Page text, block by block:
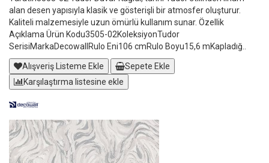
alan desen yapısıyla klasik ve gösterişli bir atmosfer oluşturur.
Kaliteli malzemesiyle uzun ömürlü kullanım sunar. Özellik
Açıklama Ürün Kodu3505-02KoleksiyonTudor
SerisiMarkaDecowallRulo Eni106 cmRulo Boyu15,6 mKapladığ..
Alışveriş Listeme Ekle
Sepete Ekle
Karşılaştırma listesine ekle